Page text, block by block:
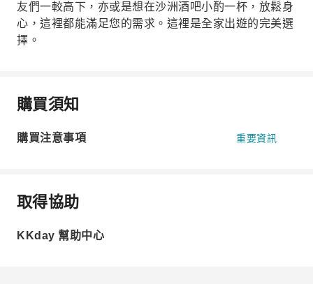
友們一較高下，亦或是想在沙洲酒吧小酌一杯，放鬆身
心，這裡都能滿足您的需求。這裡是全家出遊的完美選
擇。
購買須知
購買注意事項 重要資訊
取得協助
KKday 幫助中心